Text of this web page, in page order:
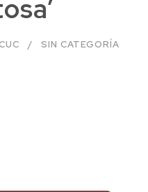
SIN CATEGORÍA